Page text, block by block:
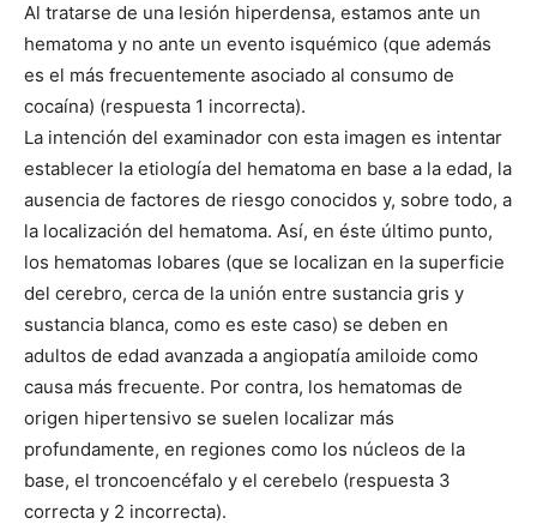
Al tratarse de una lesión hiperdensa, estamos ante un
hematoma y no ante un evento isquémico (que además
es el más frecuentemente asociado al consumo de
cocaína) (respuesta 1 incorrecta).
La intención del examinador con esta imagen es intentar
establecer la etiología del hematoma en base a la edad, la
ausencia de factores de riesgo conocidos y, sobre todo, a
la localización del hematoma. Así, en éste último punto,
los hematomas lobares (que se localizan en la superficie
del cerebro, cerca de la unión entre sustancia gris y
sustancia blanca, como es este caso) se deben en
adultos de edad avanzada a angiopatía amiloide como
causa más frecuente. Por contra, los hematomas de
origen hipertensivo se suelen localizar más
profundamente, en regiones como los núcleos de la
base, el troncoencéfalo y el cerebelo (respuesta 3
correcta y 2 incorrecta).